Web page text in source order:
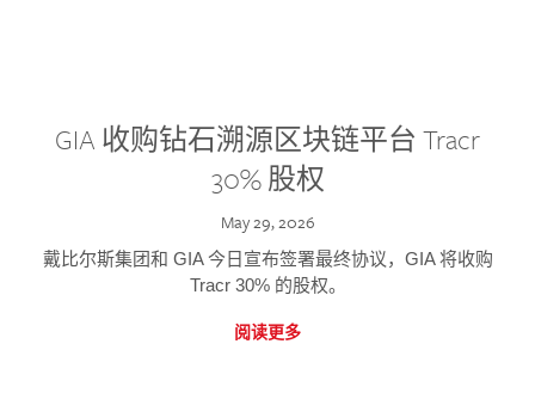
GIA 收购钻石溯源区块链平台 Tracr
30% 股权
May 29, 2026
戴比尔斯集团和 GIA 今日宣布签署最终协议，GIA 将收购
Tracr 30% 的股权。
阅读更多